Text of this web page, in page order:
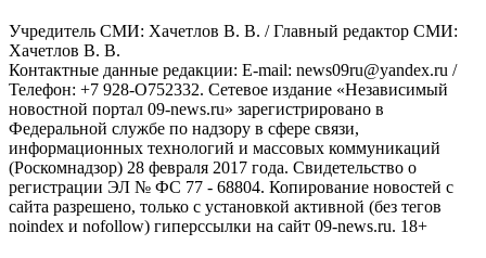
Учредитель СМИ: Хaчeтлoв B. B. / Главный редактор СМИ:
Хaчeтлoв B. B.
Контактные данные редакции: E-mail: news09ru@yandex.ru /
Телефон: +7 928-O752332. Сетевое издание «Независимый
новостной портал 09-news.ru» зарегистрировано в
Федеральной службе по надзору в сфере связи,
информационных технологий и массовых коммуникаций
(Роскомнадзор) 28 февраля 2017 года. Свидетельство о
регистрации ЭЛ № ФС 77 - 68804. Копирование новостей с
сайта разрешено, только с установкой активной (без тегов
noindex и nofollow) гиперссылки на сайт 09-news.ru. 18+